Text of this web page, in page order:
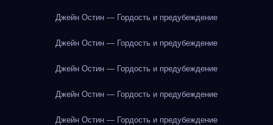
Джейн Остин — Гордость и предубеждение
Джейн Остин — Гордость и предубеждение
Джейн Остин — Гордость и предубеждение
Джейн Остин — Гордость и предубеждение
Джейн Остин — Гордость и предубеждение